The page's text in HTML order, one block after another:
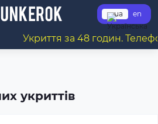
ua en
Укриття за 48 годин.
укриттів